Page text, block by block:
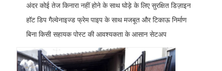
अंदर कोई तेज किनारा नहीं होने के साथ घोड़े के लिए सुरक्षित डिज़ाइन
हॉट डिप गैल्वेनाइज्ड फ्रेम पाइप के साथ मजबूत और टिकाऊ निर्माण
बिना किसी सहायक पोस्ट की आवश्यकता के आसान सेटअप